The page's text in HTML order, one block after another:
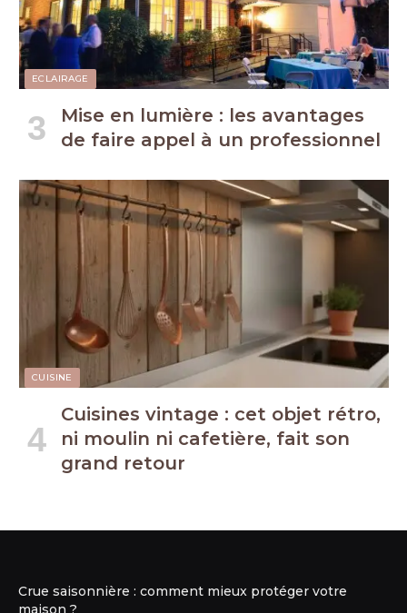
ECLAIRAGE
Mise en lumière : les avantages
de faire appel à un professionnel
CUISINE
Cuisines vintage : cet objet rétro,
ni moulin ni cafetière, fait son
grand retour
Crue saisonnière : comment mieux protéger votre
maison ?